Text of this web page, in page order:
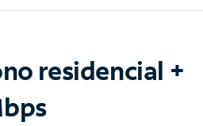
residencial +